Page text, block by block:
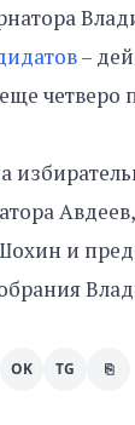
–
четверо
Авдеев,
и
OK TG ⎘